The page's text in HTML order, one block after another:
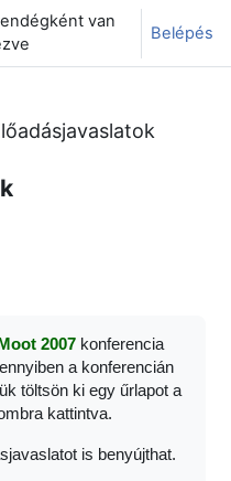
van
Belépés
2007konferencia
a konferencián
töltsön ki egy űrlapot a
kattintva.
is benyújthat.